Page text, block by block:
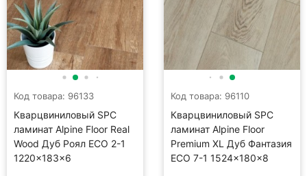
Код товара: 96133
Кварцвиниловый SPC
ламинат Alpine Floor Real
Wood Дуб Роял ECO 2-1
1220×183×6
Код товара: 96110
Кварцвиниловый SPC
ламинат Alpine Floor
Premium XL Дуб Фантазия
ECO 7-1 1524×180×8